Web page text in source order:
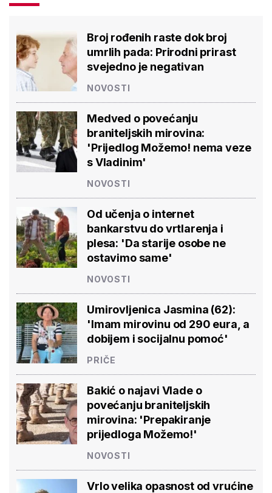
Broj rođenih raste dok broj
umrlih pada: Prirodni prirast
svejedno je negativan
NOVOSTI
Medved o povećanju
braniteljskih mirovina:
'Prijedlog Možemo! nema veze
s Vladinim'
NOVOSTI
Od učenja o internet
bankarstvu do vrtlarenja i
plesa: 'Da starije osobe ne
ostavimo same'
NOVOSTI
Umirovljenica Jasmina (62):
'Imam mirovinu od 290 eura, a
dobijem i socijalnu pomoć'
PRIČE
Bakić o najavi Vlade o
povećanju braniteljskih
mirovina: 'Prepakiranje
prijedloga Možemo!'
NOVOSTI
Vrlo velika opasnost od vrućine